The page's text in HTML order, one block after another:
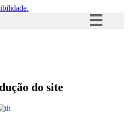
Acesso à informação
do site